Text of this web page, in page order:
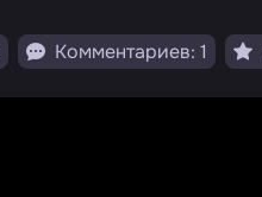
Комментариев: 1